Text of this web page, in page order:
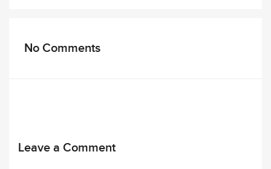
No Comments
Leave a Comment